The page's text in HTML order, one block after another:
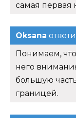
самая первая
Oksana
Понимаем,
него
большую
границей.